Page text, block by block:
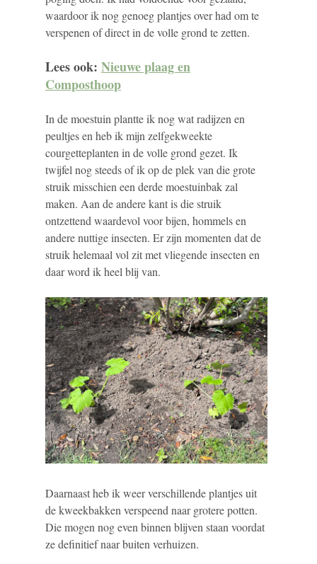
waardoor ik nog genoeg plantjes over had om te
verspenen of direct in de volle grond te zetten.
Lees ook: Nieuwe plaag en
Composthoop
In de moestuin plantte ik nog wat radijzen en
peultjes en heb ik mijn zelfgekweekte
courgetteplanten in de volle grond gezet. Ik
twijfel nog steeds of ik op de plek van die grote
struik misschien een derde moestuinbak zal
maken. Aan de andere kant is die struik
ontzettend waardevol voor bijen, hommels en
andere nuttige insecten. Er zijn momenten dat de
struik helemaal vol zit met vliegende insecten en
daar word ik heel blij van.
Daarnaast heb ik weer verschillende plantjes uit
de kweekbakken verspeend naar grotere potten.
Die mogen nog even binnen blijven staan voordat
ze definitief naar buiten verhuizen.